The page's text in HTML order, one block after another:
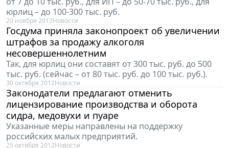
юрлиц – до 100-300 тыс. руб.
20 ноября 2012Новости
Госдума приняла законопроект об увеличении
штрафов за продажу алкоголя
несовершеннолетним
Так, для юрлиц они составят от 300 тыс. руб. до 500
тыс. руб. (сейчас – от 80 тыс. руб. до 100 тыс. руб.).
30 октября 2012Новости
Законодатели предлагают отменить
лицензирование производства и оборота
сидра, медовухи и пуаре
Указанные меры направлены на поддержку
российских малых предприятий.
25 октября 2012Новости